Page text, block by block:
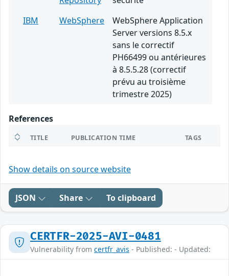
IBM
WebSphere
WebSphere Application
Server versions 8.5.x
sans le correctif
PH66499 ou antérieures
à 8.5.5.28 (correctif
prévu au troisième
trimestre 2025)
References
TITLE PUBLICATION TIME TAGS
Show details on source website
JSON Share To clipboard
CERTFR-2025-AVI-0481
Vulnerability from certfr_avis - Published: - Updated: